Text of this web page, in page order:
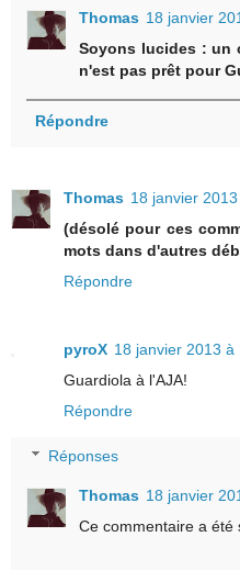
Thomas 18 janvier
Soyons lucides : un
n'est pas prêt pour
Répondre
Thomas 18 janvier
(désolé pour ces
mots dans d'autres
Répondre
pyroX 18 janvier 2013 à
Guardiola à l'AJA!
Répondre
Réponses
Thomas 18 janvier
Ce commentaire a été